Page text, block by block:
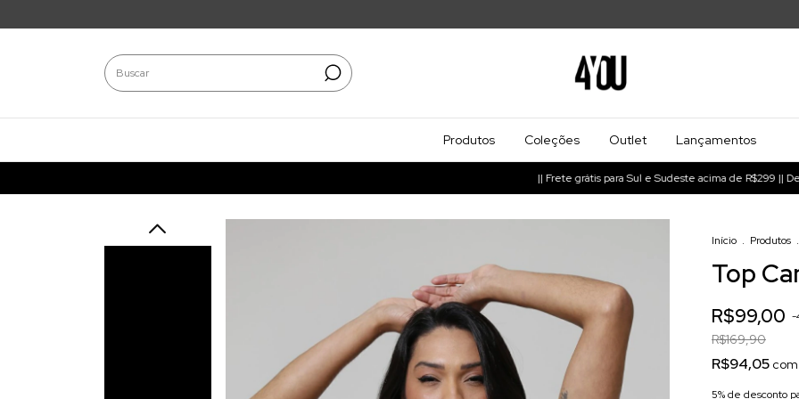
Produtos Coleções Outlet Lançamentos
|| Frete grátis para Sul e Sudeste acima de R$299 || Demais
Início . Produtos .
Top
R$99,00 -
R$169,90
R$94,05 com
5% de desconto